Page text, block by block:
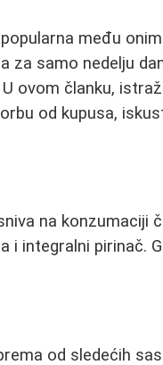
među
za samo nedelju
ovom članku,
od kupusa,
na konzumaciji
i integralni pirinač.
od sledećih